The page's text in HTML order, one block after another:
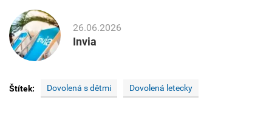
26.06.2026
Invia
Štítek: Dovolená s dětmi Dovolená letecky